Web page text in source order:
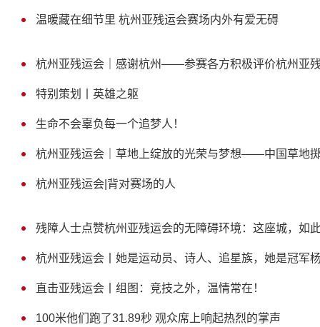
温暖藏在细节里 杭州亚残运会赛场内外有爱无碍
杭州亚残运会｜感谢杭州——参赛各方积极评价杭州亚
特别策划丨英雄之躯
生命不会辜负每一个追梦人！
杭州亚残运会｜草地上绽放的光荣与梦想——中国草地
杭州亚残运会|背对赛场的人
残障人士点赞杭州亚残运会的无障碍环境：这座城，如
杭州亚残运会丨她是运动员、诗人、追星族，她是冠军
直击亚残运会丨组图：竞技之外，温情常在！
100米他们跑了31.89秒 观众席上响起热烈的掌声